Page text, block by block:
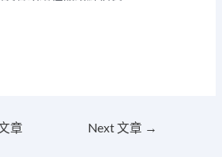
章 Next 文章 →